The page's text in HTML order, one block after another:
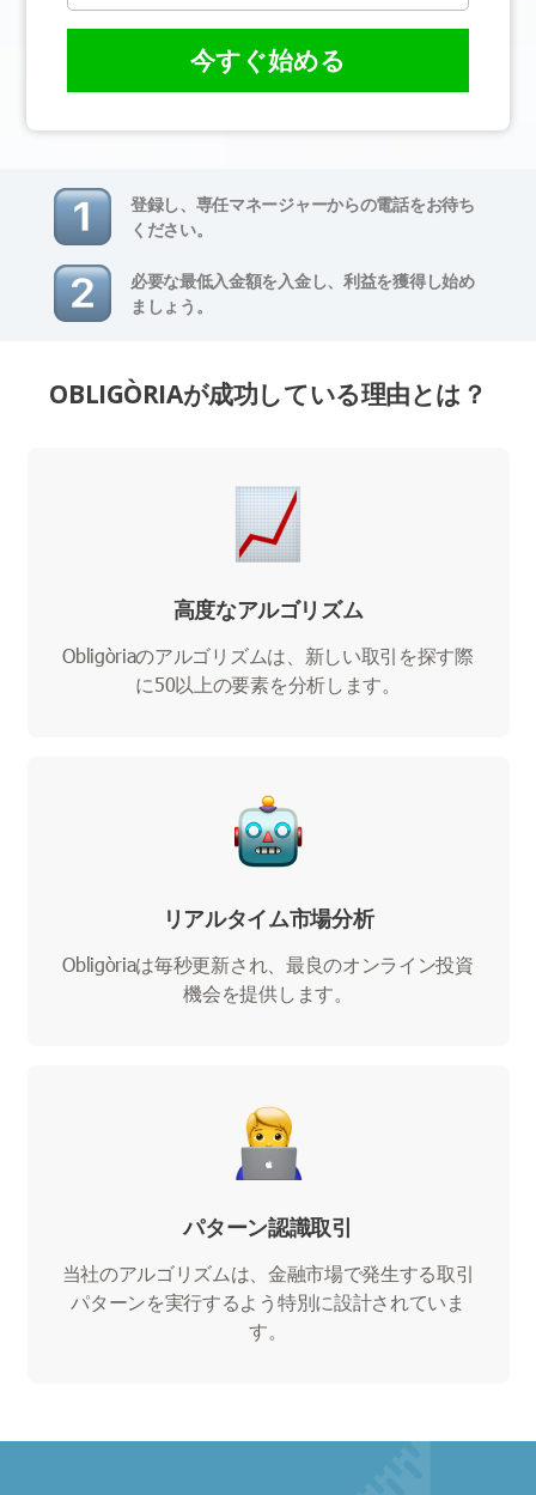
今すぐ始める
登録し、専任マネージャーからの電話をお待ち
ください。
必要な最低入金額を入金し、利益を獲得し始め
ましょう。
OBLIGÒRIAが成功している理由とは？
高度なアルゴリズム
Obligòriaのアルゴリズムは、新しい取引を探す際
に50以上の要素を分析します。
リアルタイム市場分析
Obligòriaは毎秒更新され、最良のオンライン投資
機会を提供します。
パターン認識取引
当社のアルゴリズムは、金融市場で発生する取引
パターンを実行するよう特別に設計されていま
す。